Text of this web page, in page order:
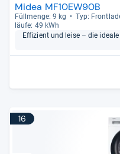
Midea MF10EW90B
Füll­menge: 9 kg Typ:
läufe: 49 kWh
Effi­zi­ent und leise – die
16